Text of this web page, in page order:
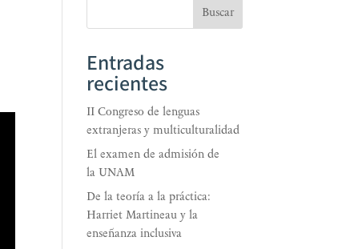
Buscar
Entradas
recientes
II Congreso de lenguas
extranjeras y multiculturalidad
El examen de admisión de
la UNAM
De la teoría a la práctica:
Harriet Martineau y la
enseñanza inclusiva